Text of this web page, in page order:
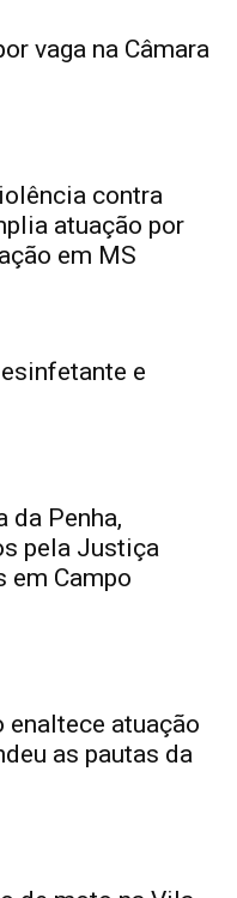
vaga na Câmara
contra
atuação por
em MS
e
da Penha,
pela Justiça
em Campo
enaltece atuação
as pautas da